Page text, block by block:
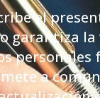
el
garantiza la
personales
a